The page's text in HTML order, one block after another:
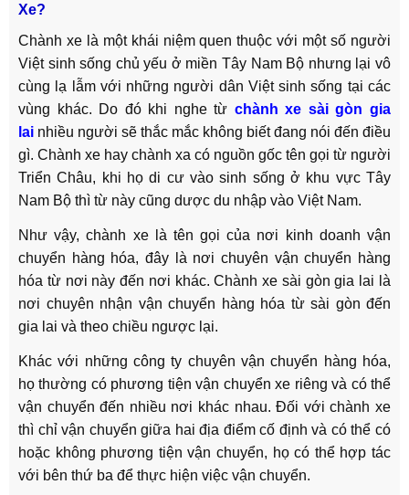
Xe?
Chành xe là một khái niệm quen thuộc với một số người
Việt sinh sống chủ yếu ở miền Tây Nam Bộ nhưng lại vô
cùng lạ lẫm với những người dân Việt sinh sống tại các
vùng khác. Do đó khi nghe từ chành xe sài gòn gia
lai nhiều người sẽ thắc mắc không biết đang nói đến điều
gì. Chành xe hay chành xa có nguồn gốc tên gọi từ người
Triển Châu, khi họ di cư vào sinh sống ở khu vực Tây
Nam Bộ thì từ này cũng dược du nhập vào Việt Nam.
Như vậy, chành xe là tên gọi của nơi kinh doanh vận
chuyển hàng hóa, đây là nơi chuyên vận chuyển hàng
hóa từ nơi này đến nơi khác.Chành xe sài gòn gia lai là
nơi chuyên nhận vận chuyển hàng hóa từ sài gòn đến
gia lai và theo chiều ngược lại.
Khác với những công ty chuyên vận chuyển hàng hóa,
họ thường có phương tiện vận chuyển xe riêng và có thể
vận chuyển đến nhiều nơi khác nhau. Đối với chành xe
thì chỉ vận chuyển giữa hai địa điểm cố định và có thể có
hoặc không phương tiện vận chuyển, họ có thể hợp tác
với bên thứ ba để thực hiện việc vận chuyển.